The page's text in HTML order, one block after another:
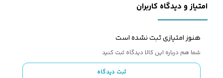
امتیاز و دیدگاه کاربران
هنوز امتیازی ثبت نشده است
شما هم درباره این کالا دیدگاه ثبت کنید
ثبت دیدگاه